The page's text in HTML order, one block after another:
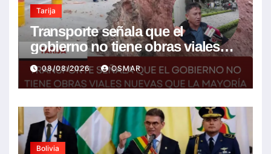
Tarija
Transporte señala que el
gobierno no tiene obras viales
nuevas que la mayoría son de la
anterior gestión
08/08/2026 OSMAR
Bolivia